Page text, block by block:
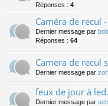
Réponses : 4
Caméra de recul
Dernier message par
Réponses : 64
Camera de recul
Dernier message par
feux de jour à led.
Dernier message par